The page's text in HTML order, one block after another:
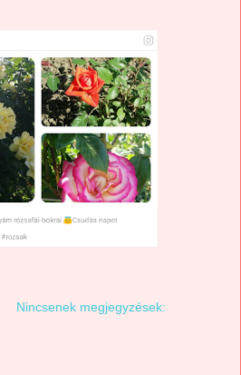
Nincsenek megjegyzések: